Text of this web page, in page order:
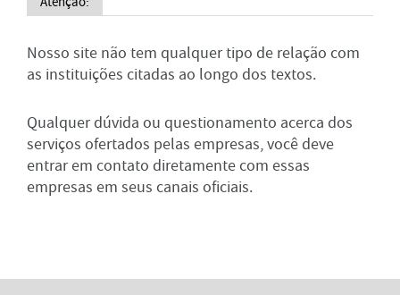
Nosso site não tem qualquer tipo de relação com
as instituições citadas ao longo dos textos.
Qualquer dúvida ou questionamento acerca dos
serviços ofertados pelas empresas, você deve
entrar em contato diretamente com essas
empresas em seus canais oficiais.